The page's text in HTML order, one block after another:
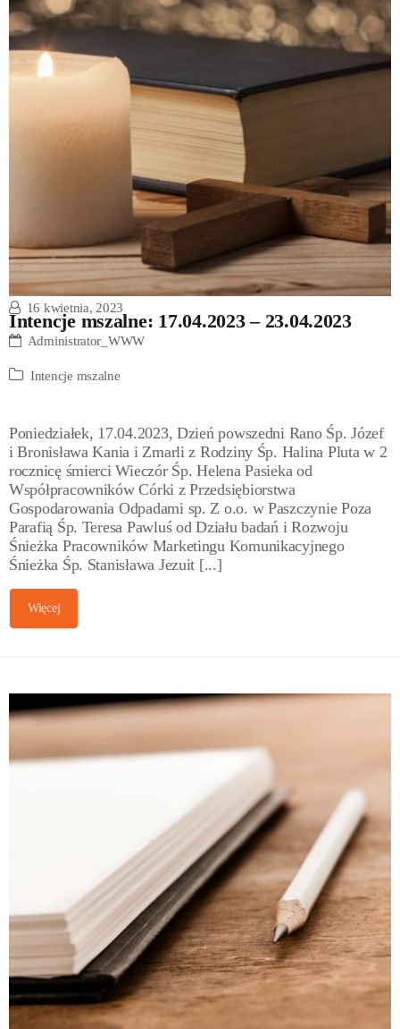
Intencje mszalne: 17.04.2023 – 23.04.2023
16 kwietnia, 2023
Administrator_WWW
Intencje mszalne
Poniedziałek, 17.04.2023, Dzień powszedni Rano Śp. Józef
i Bronisława Kania i Zmarli z Rodziny Śp. Halina Pluta w 2
rocznicę śmierci Wieczór Śp. Helena Pasieka od
Współpracowników Córki z Przedsiębiorstwa
Gospodarowania Odpadami sp. Z o.o. w Paszczynie Poza
Parafią Śp. Teresa Pawluś od Działu badań i Rozwoju
Śnieżka Pracowników Marketingu Komunikacyjnego
Śnieżka Śp. Stanisława Jezuit [...]
Więcej